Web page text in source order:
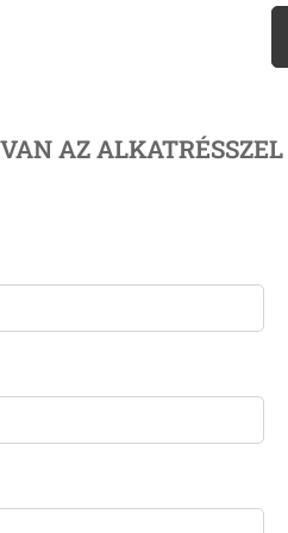
AZ ALKATRÉSSZEL